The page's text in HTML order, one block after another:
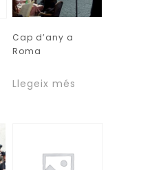
Cap d’any a
Roma
Llegeix més